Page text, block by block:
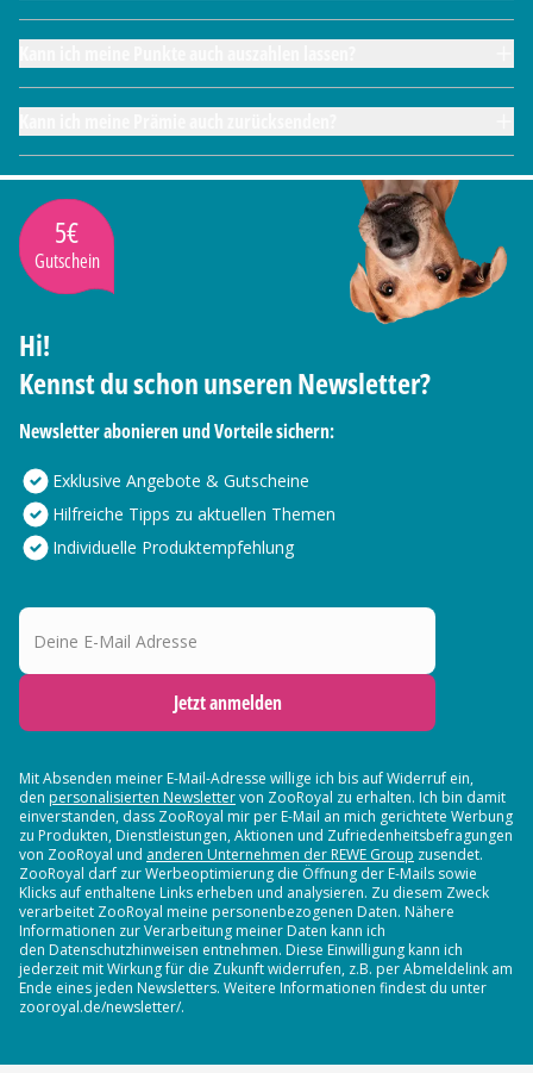
5€
Gutschein
Hi!
Kennst du schon unseren Newsletter?
Newsletter abonieren und Vorteile sichern:
Exklusive Angebote & Gutscheine
Hilfreiche Tipps zu aktuellen Themen
Individuelle Produktempfehlung
Deine E-Mail Adresse
Jetzt anmelden
Mit Absenden meiner E-Mail-Adresse willige ich bis auf Widerruf ein,
den personalisierten Newslettervon ZooRoyal zu erhalten. Ich bin damit
einverstanden, dass ZooRoyal mir per E-Mail an mich gerichtete Werbung
zu Produkten, Dienstleistungen, Aktionen und Zufriedenheitsbefragungen
von ZooRoyal und anderen Unternehmen der REWE Group zusendet.
ZooRoyal darf zur Werbeoptimierung die Öffnung der E-Mails sowie
Klicks auf enthaltene Links erheben und analysieren. Zu diesem Zweck
verarbeitet ZooRoyal meine personenbezogenen Daten. Nähere
Informationen zur Verarbeitung meiner Daten kann ich
den Datenschutzhinweisen entnehmen. Diese Einwilligung kann ich
jederzeit mit Wirkung für die Zukunft widerrufen, z.B. per Abmeldelink am
Ende eines jeden Newsletters. Weitere Informationen findest du unter
zooroyal.de/newsletter/.